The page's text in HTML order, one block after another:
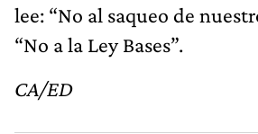
lee: “No al saqueo de
“No a la Ley Bases”.
CA/ED